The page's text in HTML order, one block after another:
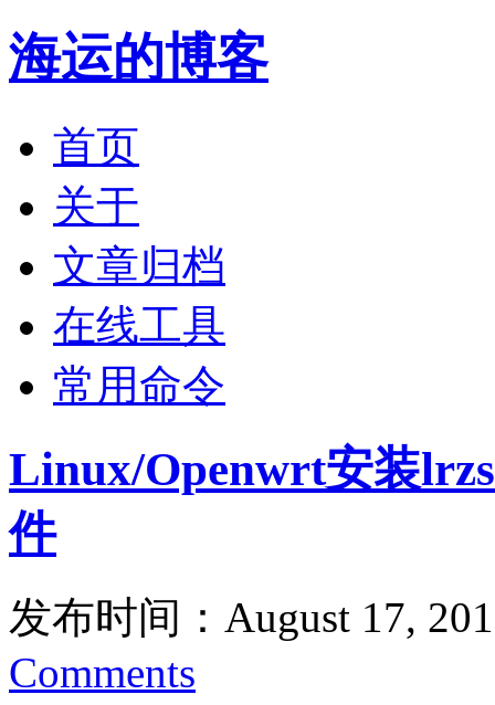
海运的博客
首页
关于
文章归档
在线工具
常用命令
Linux/Openwrt安装
件
发布时间：August 17,
Comments